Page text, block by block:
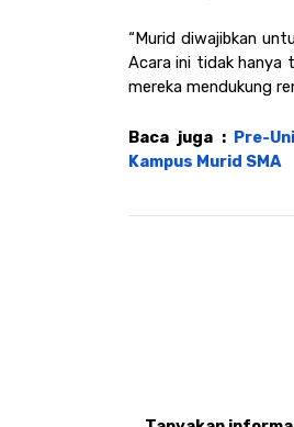
“Murid diwajibkan
Acara ini tidak hanya
mereka mendukung
Baca juga : Pre-
Kampus Murid SMA